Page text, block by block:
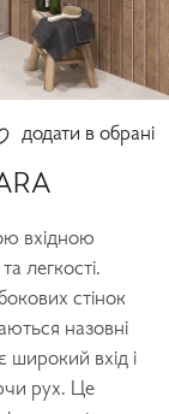
додати в обрані
вхідною
легкості.
стінок
назовні
широкий вхід і
рух. Це